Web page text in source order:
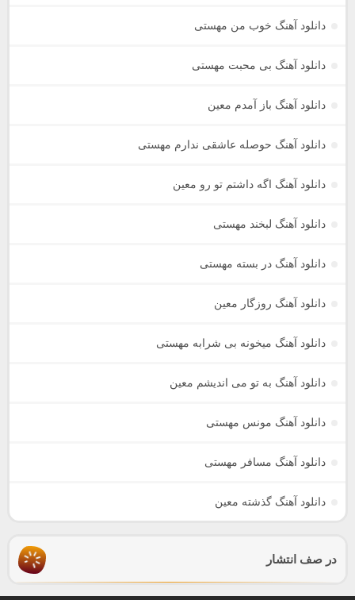
دانلود آهنگ خوب من مهستی
دانلود آهنگ بی محبت مهستی
دانلود آهنگ باز آمدم معین
دانلود آهنگ حوصله عاشقی ندارم مهستی
دانلود آهنگ اگه داشتم تو رو معین
دانلود آهنگ لبخند مهستی
دانلود آهنگ در بسته مهستی
دانلود آهنگ روزگار معین
دانلود آهنگ میخونه بی شرابه مهستی
دانلود آهنگ به تو می اندیشم معین
دانلود آهنگ مونس مهستی
دانلود آهنگ مسافر مهستی
دانلود آهنگ گذشته معین
در صف انتشار